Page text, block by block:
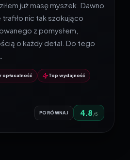
już masę myszek. Dawno
nic tak szokująco
z pomysłem,
o każdy detal. Do tego
opłacalność Top wydajność
PORÓWNAJ 4.8 /5